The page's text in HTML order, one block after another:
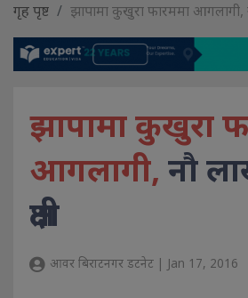
गृह पृष्ट झापामा कुखुरा फारममा आगलागी,
झापामा कुखुरा
आगलागी, नौ
क्षती
आवर बिराटनगर डटनेट | Jan 17, 2016